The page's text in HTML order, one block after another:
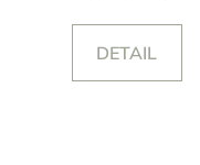
DETAIL